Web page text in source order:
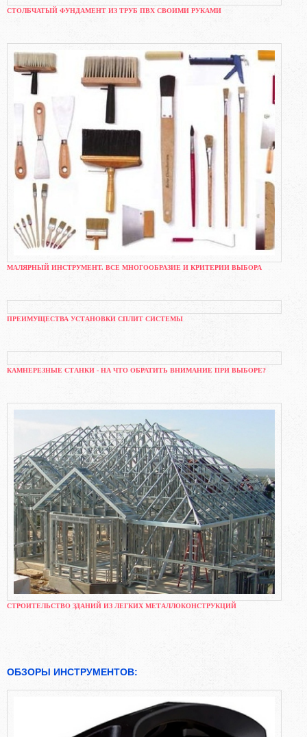
СТОЛБЧАТЫЙ ФУНДАМЕНТ ИЗ ТРУБ ПВХ СВОИМИ РУКАМИ
МАЛЯРНЫЙ ИНСТРУМЕНТ. ВСЕ МНОГООБРАЗИЕ И КРИТЕРИИ ВЫБОРА
ПРЕИМУЩЕСТВА УСТАНОВКИ СПЛИТ СИСТЕМЫ
КАМНЕРЕЗНЫЕ СТАНКИ - НА ЧТО ОБРАТИТЬ ВНИМАНИЕ ПРИ ВЫБОРЕ?
СТРОИТЕЛЬСТВО ЗДАНИЙ ИЗ ЛЕГКИХ МЕТАЛЛОКОНСТРУКЦИЙ
ОБЗОРЫ ИНСТРУМЕНТОВ: